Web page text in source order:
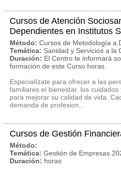
Cursos de Atención
Dependientes en Institutos
Método: Cursos de Metodología a
Temática: Sanidad y Servicios a la
Duración: El Centro te informará
formación de este Curso horas
Especialízate para ofrecer a las
familiares el bienestar, los
para mejorar su calidad de vida.
demanda de profesion...
Cursos de Gestión
Método:
Temática: Gestión de Empresas
Duración: horas